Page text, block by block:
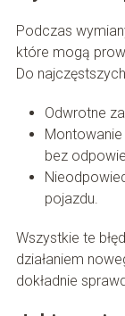
Podczas
które mogą
Do
Odwrotne
bez
pojazdu.
Wszystkie te
działaniem
dokładnie